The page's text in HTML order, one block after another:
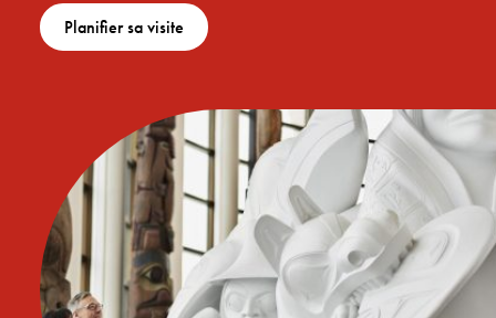
Planifier sa visite